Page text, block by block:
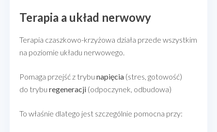
Terapia a układ nerwowy
Terapia czaszkowo-krzyżowa działa przede wszystkim
na poziomie układu nerwowego.
Pomaga przejść z trybu napięcia (stres, gotowość)
do trybu regeneracji (odpoczynek, odbudowa)
To właśnie dlatego jest szczególnie pomocna przy: